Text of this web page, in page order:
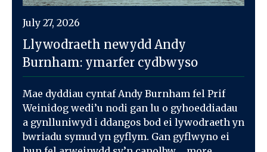
July 27, 2026
Llywodraeth newydd Andy
Burnham: ymarfer cydbwyso
Mae dyddiau cyntaf Andy Burnham fel Prif
Weinidog wedi’u nodi gan lu o gyhoeddiadau
a gynlluniwyd i ddangos bod ei lywodraeth yn
bwriadu symud yn gyflym. Gan gyflwyno ei